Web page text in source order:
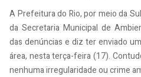
A Prefeitura do Rio, por meio da
da Secretaria Municipal de
das denúncias e diz ter enviado
área, nesta terça-feira (17).
nenhuma irregularidade ou crime